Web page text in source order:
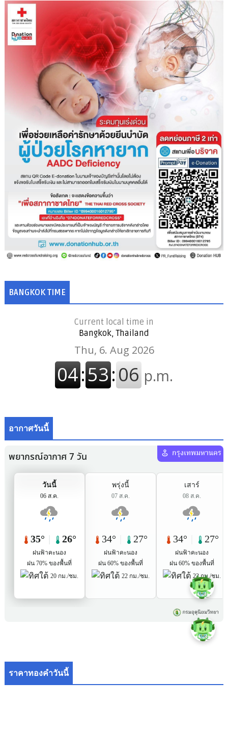
BANGKOK TIME
Current local time in
Bangkok, Thailand
อากาศวันนี้
ราคาทองคำวันนี้